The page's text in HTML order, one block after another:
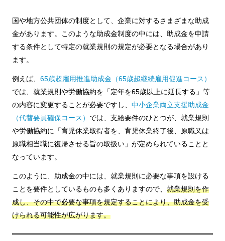
国や地方公共団体の制度として、企業に対するさまざまな助成
金があります。このような助成金制度の中には、助成金を申請
する条件として特定の就業規則の規定が必要となる場合があり
ます。
例えば、 65歳超雇用推進助成金（65歳超継続雇用促進コース）
では、就業規則や労働協約を「定年を65歳以上に延長する」等
の内容に変更することが必要ですし、 中小企業両立支援助成金
（代替要員確保コース） では、支給要件のひとつが、就業規則
や労働協約に「育児休業取得者を、育児休業終了後、原職又は
原職相当職に復帰させる旨の取扱い」が定められていることと
なっています。
このように、助成金の中には、就業規則に必要な事項を設ける
ことを要件としているものも多くありますので、 就業規則を作
成し、その中で必要な事項を規定することにより、助成金を受
けられる可能性が広がります。